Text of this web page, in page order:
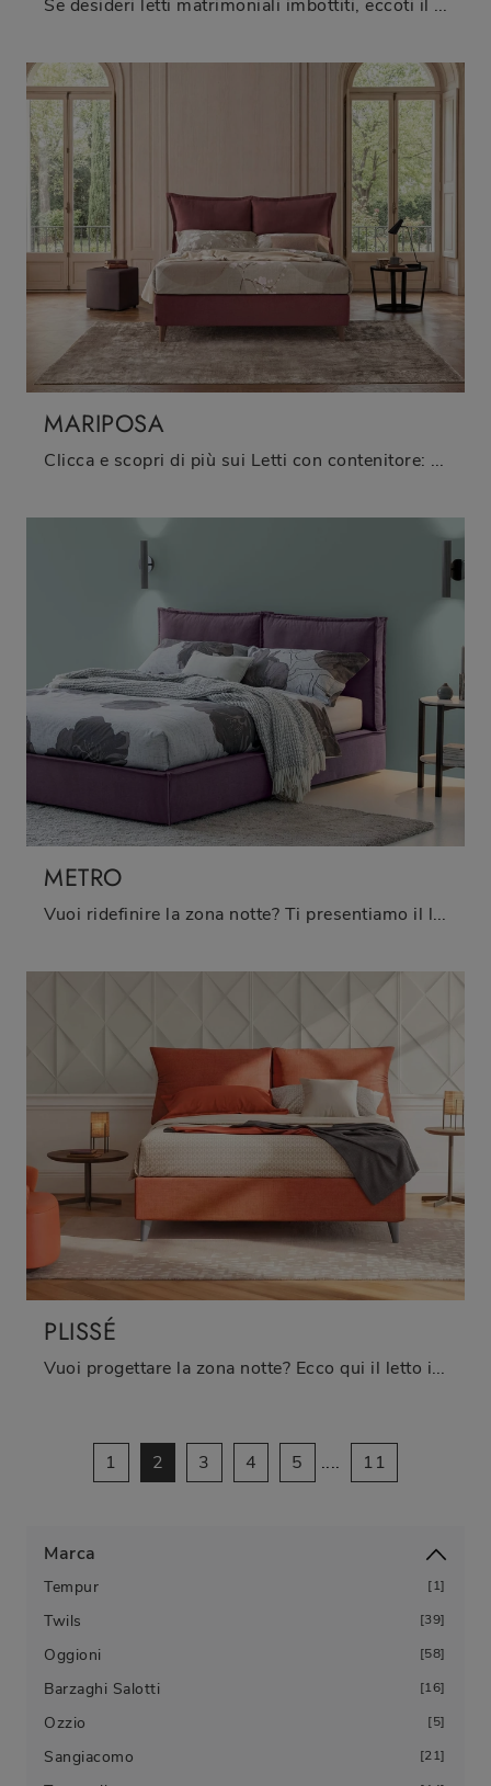
Marca
Tempur 1
Twils 39
Oggioni 58
Barzaghi Salotti 16
Ozzio 5
Sangiacomo 21
Se desideri letti matrimoniali imbottiti, eccoti il modello Luxury in tessuto per impreziosire la camera da letto.
MARIPOSA
Clicca e scopri di più sui Letti con contenitore: se vuoi modelli matrimoniali moderni, il modello Mariposa Oggioni fa al caso tuo.
METRO
Vuoi ridefinire la zona notte? Ti presentiamo il letto in tessuto Metro di Oggioni per spazi moderni.
PLISSÉ
Vuoi progettare la zona notte? Ecco qui il letto in tessuto Plissé di Oggioni per spazi moderni.
1 2 3 4 5 .... 11